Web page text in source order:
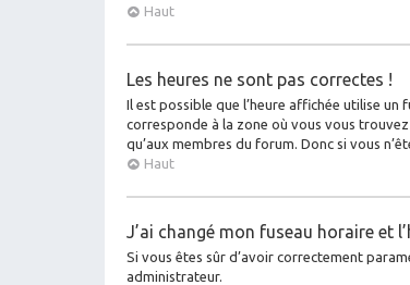
Haut
Les heures ne sont pas correctes !
Il est possible que l’heure affichée utilise un
corresponde à la zone où vous vous
qu’aux membres du forum. Donc si vous
Haut
J’ai changé mon fuseau horaire et
Si vous êtes sûr d’avoir correctement
administrateur.